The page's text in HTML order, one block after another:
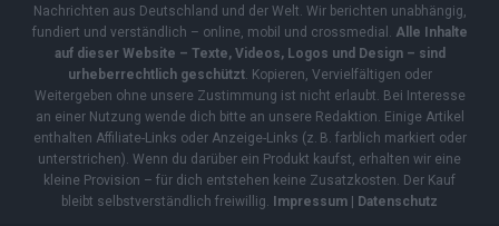
Nachrichten aus Deutschland und der Welt. Wir berichten unabhängig,
fundiert und verständlich – online, mobil und crossmedial. Alle Inhalte
auf dieser Website – Texte, Videos, Logos und Design – sind
urheberrechtlich geschützt. Kopieren, Vervielfältigen oder
Weitergeben ohne unsere Zustimmung ist nicht erlaubt. Bei Interesse
an einer Nutzung wende dich bitte an unsere Redaktion. Einige Artikel
enthalten Affiliate-Links oder Anzeige-Links (z. B. farblich markiert oder
unterstrichen). Wenn du darüber ein Produkt kaufst, erhalten wir eine
kleine Provision – für dich entstehen keine Zusatzkosten. Der Kauf
bleibt selbstverständlich freiwillig.
Impressum Datenschutz